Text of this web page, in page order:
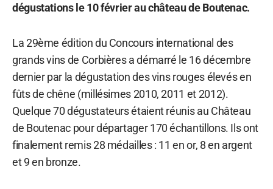
dégustations le 10 février au château de Boutenac.
La 29ème édition du Concours international des
grands vins de Corbières a démarré le 16 décembre
dernier par la dégustation des vins rouges élevés en
fûts de chêne (millésimes 2010, 2011 et 2012).
Quelque 70 dégustateurs étaient réunis au Château
de Boutenac pour départager 170 échantillons. Ils ont
finalement remis 28 médailles : 11 en or, 8 en argent
et 9 en bronze.